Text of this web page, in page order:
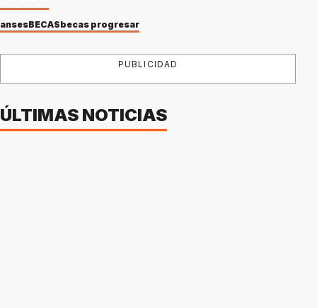
ansesBECASbecas progresar
PUBLICIDAD
ÚLTIMAS NOTICIAS